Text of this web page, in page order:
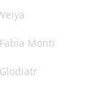
Monti